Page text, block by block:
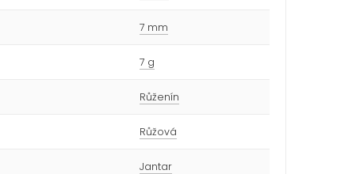
7 mm
7 g
Růženín
Růžová
Jantar